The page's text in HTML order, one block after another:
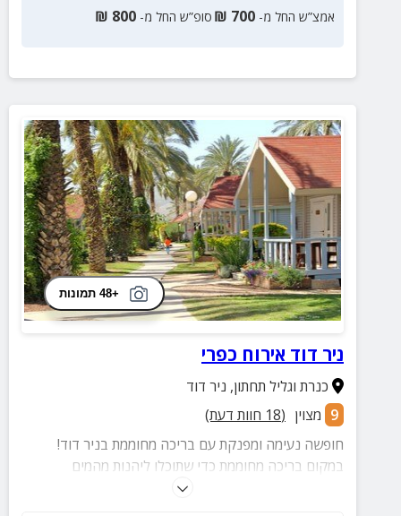
אמצ”ש החל מ- 700
₪ סופ”ש החל מ- 800
₪
+48 תמונות
ניר דוד אירוח כפרי
כנרת וגליל תחתון, ניר דוד
9 מצוין (
18 חוות דעת)
חופשה נעימה ומפנקת עם בריכה מחוממת בניר דוד!
במקום בריכה מחוממת כדי שתוכלו ליהנות מהמים